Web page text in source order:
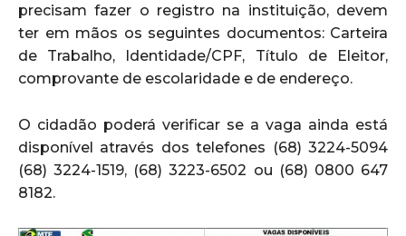
precisam fazer o registro na instituição, devem
ter em mãos os seguintes documentos: Carteira
de Trabalho, Identidade/CPF, Título de Eleitor,
comprovante de escolaridade e de endereço.
O cidadão poderá verificar se a vaga ainda está
disponível através dos telefones (68) 3224-5094
(68) 3224-1519, (68) 3223-6502 ou (68) 0800 647
8182.